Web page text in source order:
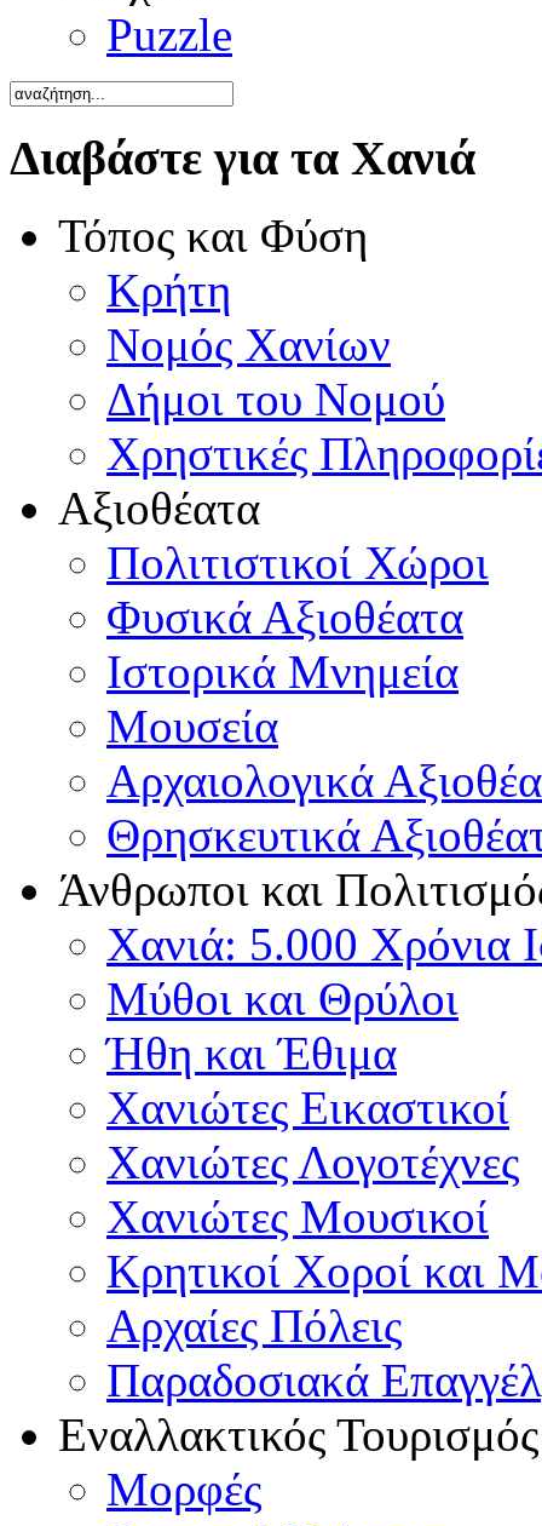
Puzzle
Διαβάστε για τα Χανιά
Τόπος και Φύση
Κρήτη
Νομός Χανίων
Δήμοι του Νομού
Χρηστικές
Αξιοθέατα
Πολιτιστικοί Χώροι
Φυσικά Αξιοθέατα
Ιστορικά Μνημεία
Μουσεία
Αρχαιολογικά
Θρησκευτικά
Άνθρωποι και
Χανιά: 5.000 Χρόνια
Μύθοι και Θρύλοι
Ήθη και Έθιμα
Χανιώτες Εικαστικοί
Χανιώτες Λογοτέχνες
Χανιώτες Μουσικοί
Κρητικοί Χοροί και
Αρχαίες Πόλεις
Παραδοσιακά
Εναλλακτικός Τουρισμός
Μορφές